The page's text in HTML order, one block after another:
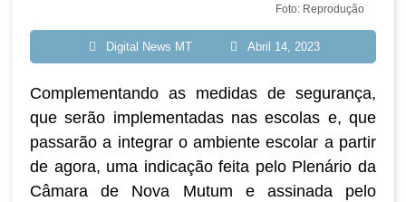
Foto: Reprodução
Digital News MT Abril 14, 2023
Complementando as medidas de segurança,
que serão implementadas nas escolas e, que
passarão a integrar o ambiente escolar a partir
de agora, uma indicação feita pelo Plenário da
Câmara de Nova Mutum e assinada pelo